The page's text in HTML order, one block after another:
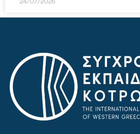
24/07/2026